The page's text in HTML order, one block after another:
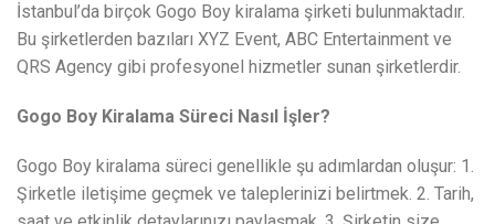
İstanbul’da birçok Gogo Boy kiralama şirketi bulunmaktadır.
Bu şirketlerden bazıları XYZ Event, ABC Entertainment ve
QRS Agency gibi profesyonel hizmetler sunan şirketlerdir.
Gogo Boy Kiralama Süreci Nasıl İşler?
Gogo Boy kiralama süreci genellikle şu adımlardan oluşur: 1.
Şirketle iletişime geçmek ve taleplerinizi belirtmek. 2. Tarih,